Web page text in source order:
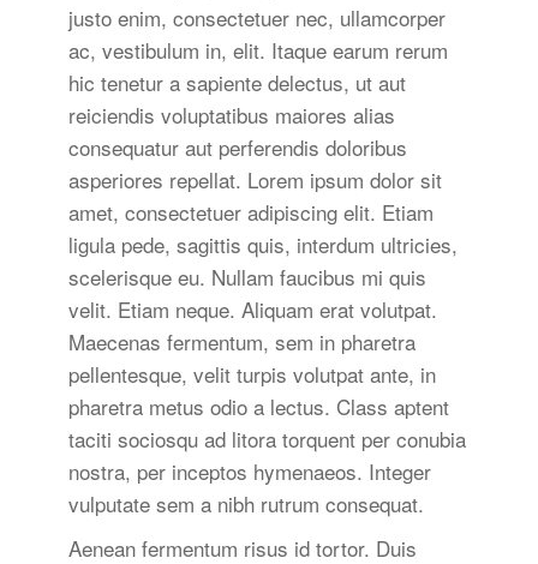
justo enim, consectetuer nec, ullamcorper
ac, vestibulum in, elit. Itaque earum rerum
hic tenetur a sapiente delectus, ut aut
reiciendis voluptatibus maiores alias
consequatur aut perferendis doloribus
asperiores repellat. Lorem ipsum dolor sit
amet, consectetuer adipiscing elit. Etiam
ligula pede, sagittis quis, interdum ultricies,
scelerisque eu. Nullam faucibus mi quis
velit. Etiam neque. Aliquam erat volutpat.
Maecenas fermentum, sem in pharetra
pellentesque, velit turpis volutpat ante, in
pharetra metus odio a lectus. Class aptent
taciti sociosqu ad litora torquent per conubia
nostra, per inceptos hymenaeos. Integer
vulputate sem a nibh rutrum consequat.
Aenean fermentum risus id tortor. Duis